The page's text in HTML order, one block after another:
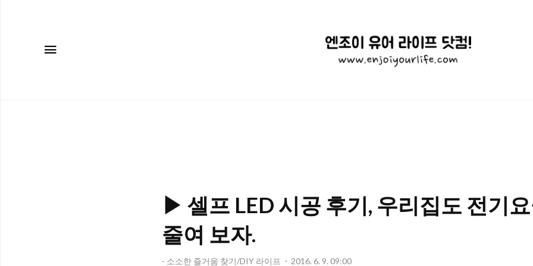
엔
조
프
▶ 셀프 LED 시공 후기, 우리집도 전기
줄여 보자.
- 소소한 즐거움 찾기/DIY 라이프 2016. 6. 9. 09:00